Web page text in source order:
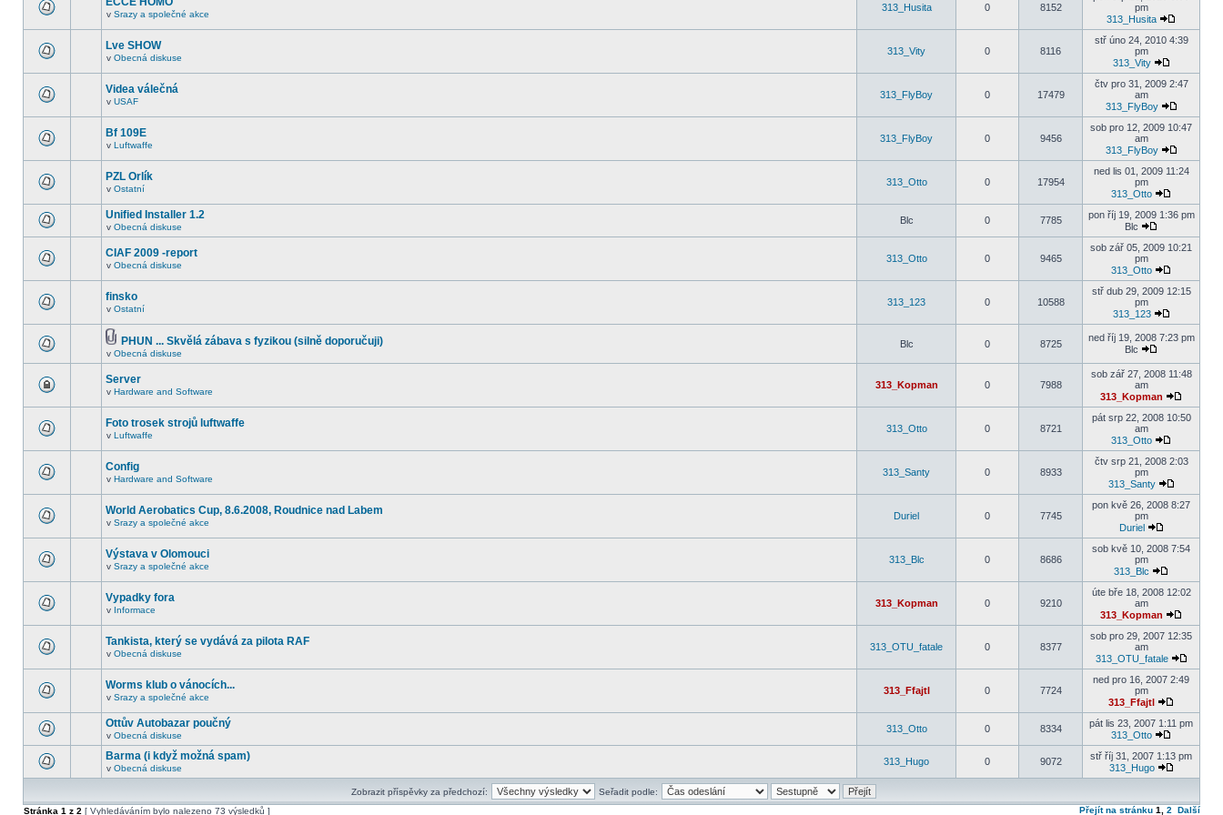
v Srazy a společné akce
313_Husita 0 8152
pm
313_Husita
Lve SHOW
v Obecná diskuse
313_Vity 0 8116
stř úno 24, 2010 4:39
pm
313_Vity
Videa válečná
v USAF
313_FlyBoy 0 17479
čtv pro 31, 2009 2:47
am
313_FlyBoy
Bf 109E
v Luftwaffe
313_FlyBoy 0 9456
sob pro 12, 2009 10:47
am
313_FlyBoy
PZL Orlík
v Ostatní
313_Otto 0 17954
ned lis 01, 2009 11:24
pm
313_Otto
Unified Installer 1.2
v Obecná diskuse
Blc 0 7785
pon říj 19, 2009 1:36 pm
Blc
CIAF 2009 -report
v Obecná diskuse
313_Otto 0 9465
sob zář 05, 2009 10:21
pm
313_Otto
finsko
v Ostatní
313_123 0 10588
stř dub 29, 2009 12:15
pm
313_123
PHUN ... Skvělá zábava s fyzikou (silně doporučuji)
v Obecná diskuse
Blc 0 8725
ned říj 19, 2008 7:23 pm
Blc
Server
v Hardware and Software
313_Kopman 0 7988
sob zář 27, 2008 11:48
am
313_Kopman
Foto trosek strojů luftwaffe
v Luftwaffe
313_Otto 0 8721
pát srp 22, 2008 10:50
am
313_Otto
Config
v Hardware and Software
313_Santy 0 8933
čtv srp 21, 2008 2:03
pm
313_Santy
World Aerobatics Cup, 8.6.2008, Roudnice nad Labem
v Srazy a společné akce
Duriel 0 7745
pon kvě 26, 2008 8:27
pm
Duriel
Výstava v Olomouci
v Srazy a společné akce
313_Blc 0 8686
sob kvě 10, 2008 7:54
pm
313_Blc
Vypadky fora
v Informace
313_Kopman 0 9210
úte bře 18, 2008 12:02
am
313_Kopman
Tankista, který se vydává za pilota RAF
v Obecná diskuse
313_OTU_fatale 0 8377
sob pro 29, 2007 12:35
am
313_OTU_fatale
Worms klub o vánocích...
v Srazy a společné akce
313_Ffajtl 0 7724
ned pro 16, 2007 2:49
pm
313_Ffajtl
Ottův Autobazar poučný
v Obecná diskuse
313_Otto 0 8334
pát lis 23, 2007 1:11 pm
313_Otto
Barma (i když možná spam)
v Obecná diskuse
313_Hugo 0 9072
stř říj 31, 2007 1:13 pm
313_Hugo
Zobrazit příspěvky za předchozí:
Seřadit podle:
Stránka 1 z 2 [ Vyhledáváním bylo nalezeno 73 výsledků ] Přejít na stránku 1 2 Další